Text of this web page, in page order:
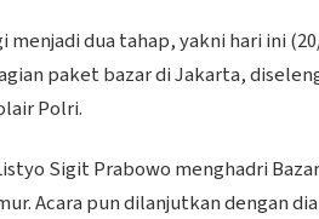
menjadi dua tahap, yakni hari ini
paket bazar di Jakarta,
Polri.
Sigit Prabowo menghadri
Acara pun dilanjutkan dengan